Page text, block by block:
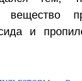
вещество
и